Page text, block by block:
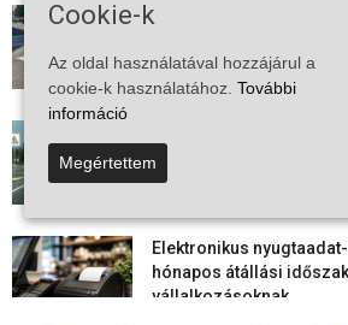
Folyamatosak a nyári
Kiskőrösön –
2026-08-05
Több száz gyorshajtót
Bács-Kiskun útjain –...
2026-08-04
Elektronikus
hónapos átállási
vállalkozásoknak
Cookie-k
Az oldal használatával hozzájárul a
cookie-k használatához. További
információ
Megértettem